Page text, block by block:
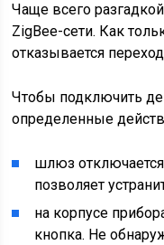
Чаще всего
ZigBee-сети. Как
отказывается
Чтобы подключить
определенные
шлюз
позволяет
на корпусе
кнопка. Не